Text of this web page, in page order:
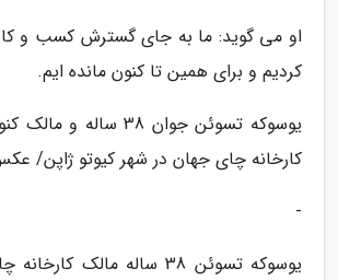
او می گوید: ما به جای گسترش کسب و
کردیم و برای همین تا کنون مانده ایم.
یوسوکه تسوئن جوان 38
کارخانه چای جهان در شهر کیوتو ژاپن/
-
یوسوکه تسوئن 38 ساله مالک